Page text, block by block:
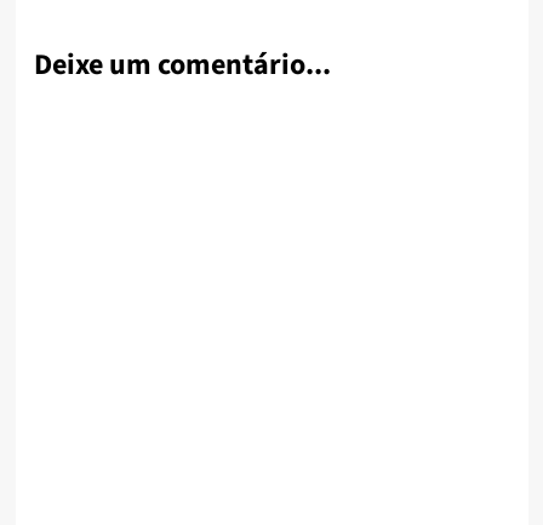
Deixe um comentário...